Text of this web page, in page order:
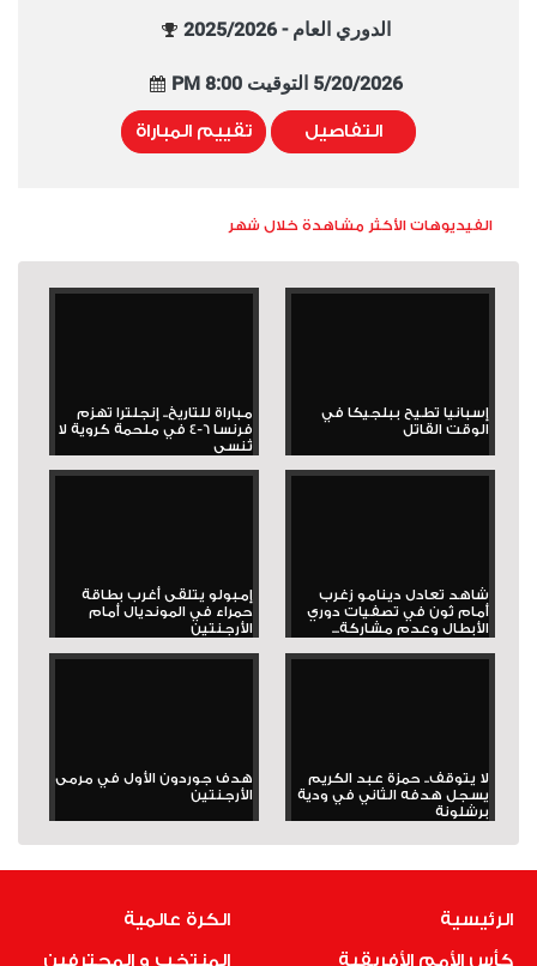
الدوري العام - 2025/2026
5/20/2026 التوقيت 8:00 PM
التفاصيل تقييم المباراة
الفيديوهات الأكثر مشاهدة خلال شهر
إسبانيا تطيح ببلجيكا في
الوقت القاتل
مباراة للتاريخ.. إنجلترا تهزم
فرنسا 6-4 في ملحمة كروية لا
تُنسى
شاهد تعادل دينامو زغرب
أمام ثون في تصفيات دوري
الأبطال وعدم مشاركة...
إمبولو يتلقى أغرب بطاقة
حمراء في المونديال أمام
الأرجنتين
لا يتوقف.. حمزة عبد الكريم
يسجل هدفه الثاني في ودية
برشلونة
هدف جوردون الأول في مرمى
الأرجنتين
الرئيسية
كأس الأمم الأفريقية
الكرة عالمية
المنتخب و المحترفين